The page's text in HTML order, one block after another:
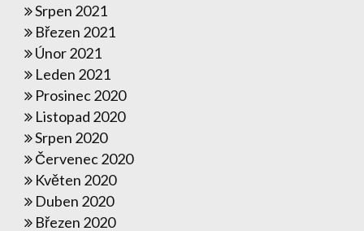
Srpen 2021
Březen 2021
Únor 2021
Leden 2021
Prosinec 2020
Listopad 2020
Srpen 2020
Červenec 2020
Květen 2020
Duben 2020
Březen 2020